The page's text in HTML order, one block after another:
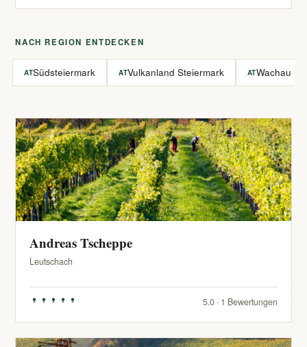
NACH REGION ENTDECKEN
ATSüdsteiermark ATVulkanland Steiermark ATWachau
Andreas Tscheppe
Leutschach
5.0 · 1 Bewertungen